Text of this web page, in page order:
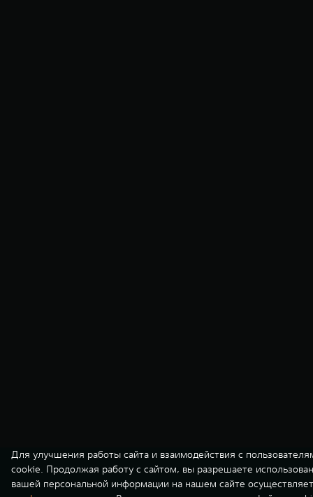
Для улучшения работы сайта и взаимодействия с
cookie. Продолжая работу с сайтом, вы разрешаете
вашей персональной информации на нашем сайте